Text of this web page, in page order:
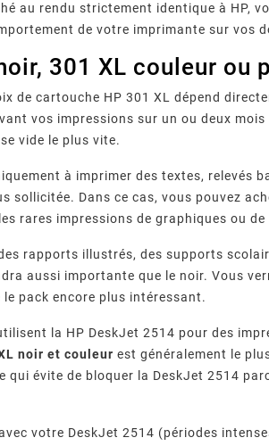
au rendu strictement identique à HP,
de votre imprimante sur vos
301 XL couleur ou
de cartouche HP 301 XL dépend
vos impressions sur un ou deux
vide le plus vite.
à imprimer des textes,
sollicitée. Dans ce cas, vous pouvez
rares impressions de graphiques ou
rapports illustrés, des supports
aussi importante que le noir. Vous
pack encore plus intéressant.
la HP DeskJet 2514 pour des
noir et couleur est généralement le
qui évite de bloquer la DeskJet 2514
votre DeskJet 2514 (périodes